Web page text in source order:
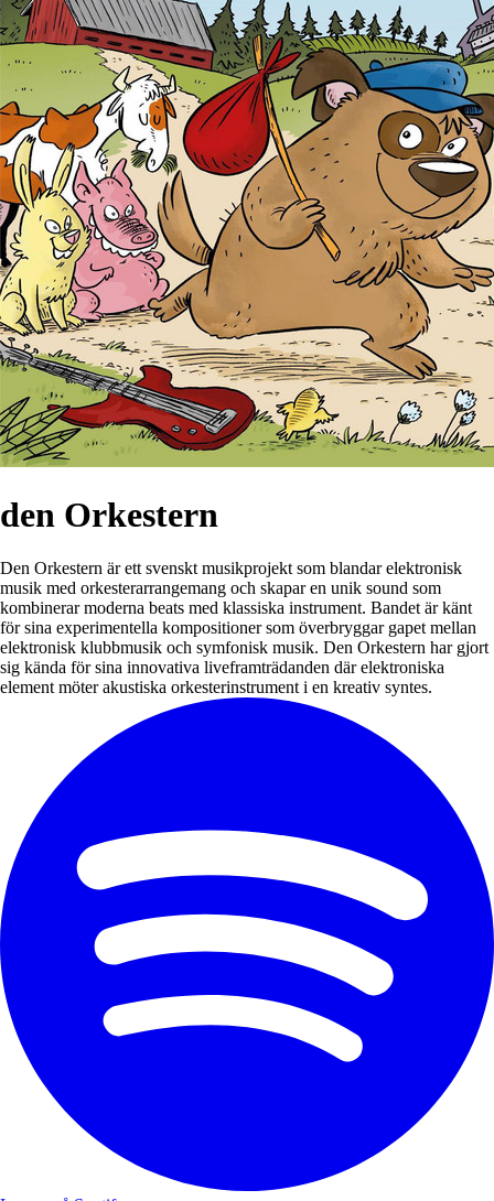
den Orkestern
Den Orkestern är ett svenskt musikprojekt som blandar elektronisk
musik med orkesterarrangemang och skapar en unik sound som
kombinerar moderna beats med klassiska instrument. Bandet är känt
för sina experimentella kompositioner som överbryggar gapet mellan
elektronisk klubbmusik och symfonisk musik. Den Orkestern har gjort
sig kända för sina innovativa liveframträdanden där elektroniska
element möter akustiska orkesterinstrument i en kreativ syntes.